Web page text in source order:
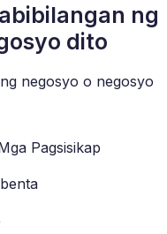
ng
dito
negosyo o negosyo
Pagsisikap